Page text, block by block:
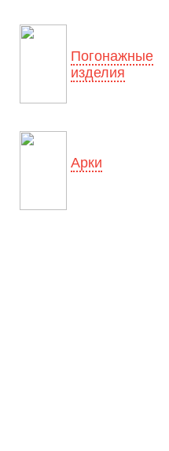
Погонажные
изделия
Арки